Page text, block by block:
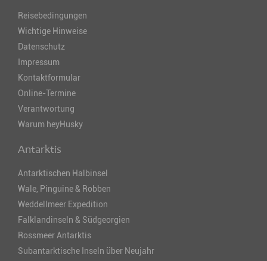
Reisebedingungen
Wichtige Hinweise
Datenschutz
Impressum
Kontaktformular
Online-Termine
Verantwortung
Warum heyHusky
Antarktis
Antarktischen Halbinsel
Wale, Pinguine & Robben
Weddellmeer Expedition
Falklandinseln & Südgeorgien
Rossmeer Antarktis
Subantarktische Inseln über Neujahr